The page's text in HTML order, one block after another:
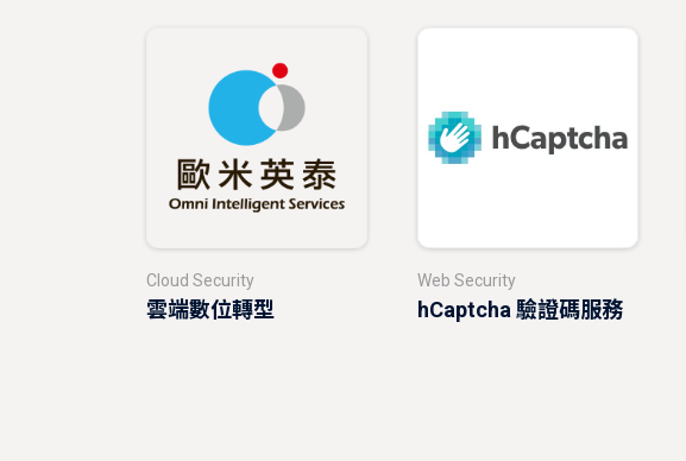
Cloud Security
雲端數位轉型
Web Security
hCaptcha 驗證碼服務